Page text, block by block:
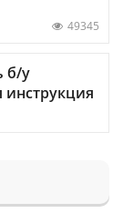
49345
б/у